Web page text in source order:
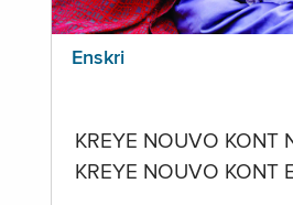
Enskri
KREYE NOUVO KONT
KREYE NOUVO KONT